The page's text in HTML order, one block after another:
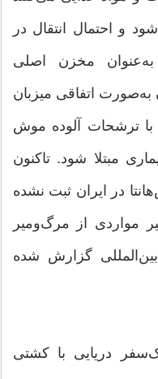
و احتمال انتقال در
مخزن اصلی
اتفاقی میزبان
ترشحات آلوده موش
مبتلا شود. تاکنون
در ایران ثبت نشده
مواردی از مرگ‌ومیر
گزارش شده
دریایی با کشتی